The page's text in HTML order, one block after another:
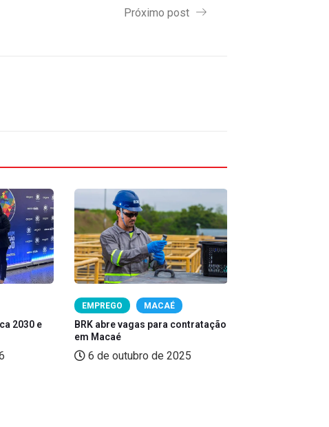
Próximo post
2030 e
EMPREGO MACAÉ
BRK abre vagas para contratação
em Macaé
6 de outubro de 2025